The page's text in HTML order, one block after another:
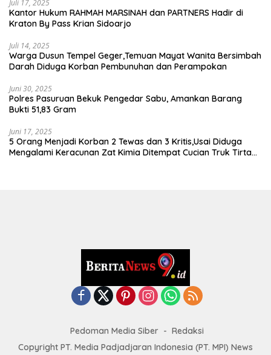
Juli 17, 2025
Kantor Hukum RAHMAH MARSINAH dan PARTNERS Hadir di
Kraton By Pass Krian Sidoarjo
Juli 14, 2025
Warga Dusun Tempel Geger,Temuan Mayat Wanita Bersimbah
Darah Diduga Korban Pembunuhan dan Perampokan
Juni 30, 2025
Polres Pasuruan Bekuk Pengedar Sabu, Amankan Barang
Bukti 51,83 Gram
Juni 17, 2025
5 Orang Menjadi Korban 2 Tewas dan 3 Kritis,Usai Diduga
Mengalami Keracunan Zat Kimia Ditempat Cucian Truk Tirta
Pedoman Media Siber
Redaksi
Copyright PT. Media Padjadjaran Indonesia (PT. MPI) News